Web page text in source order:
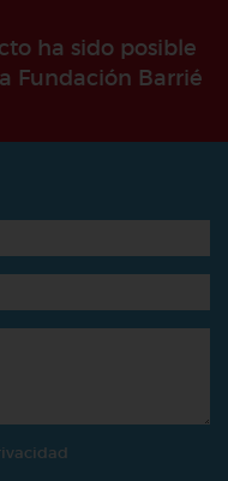
ha sido posible
Fundación Barrié